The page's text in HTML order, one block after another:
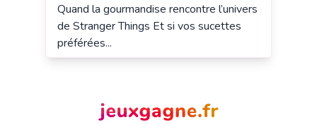
Quand la gourmandise rencontre l’univers
de Stranger Things Et si vos sucettes
préférées...